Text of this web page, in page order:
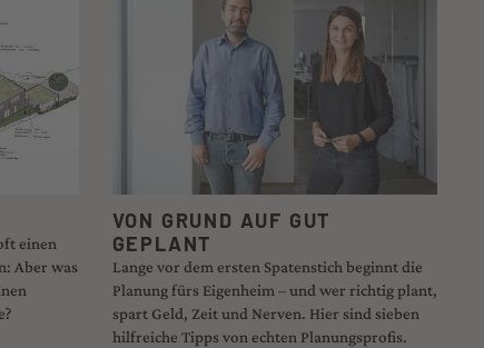
einen
Aber was
VON GRUND AUF GUT
GEPLANT
Lange vor dem ersten Spatenstich beginnt die
Planung fürs Eigenheim – und wer richtig plant,
spart Geld, Zeit und Nerven. Hier sind sieben
hilfreiche Tipps von echten Planungsprofis.